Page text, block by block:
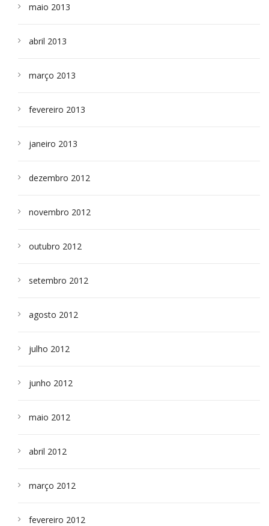
maio 2013
abril 2013
março 2013
fevereiro 2013
janeiro 2013
dezembro 2012
novembro 2012
outubro 2012
setembro 2012
agosto 2012
julho 2012
junho 2012
maio 2012
abril 2012
março 2012
fevereiro 2012